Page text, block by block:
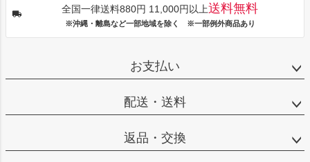
全国一律送料880円 11,000円以上送料無料
※沖縄・離島など一部地域を除く ※一部例外商品あり
お支払い
配送・送料
返品・交換